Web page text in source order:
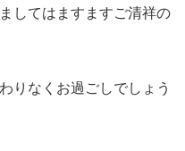
してはますますご清祥の
りなくお過ごしでしょう